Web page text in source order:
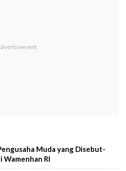
Muda yang Disebut-
Wamenhan RI